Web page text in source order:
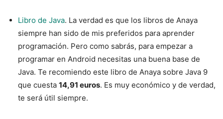
Libro de Java. La verdad es que los libros de Anaya
siempre han sido de mis preferidos para aprender
programación. Pero como sabrás, para empezar a
programar en Android necesitas una buena base de
Java. Te recomiendo este libro de Anaya sobre Java 9
que cuesta 14,91 euros. Es muy económico y de verdad,
te será útil siempre.